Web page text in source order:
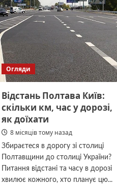
ковзанах
дітям
та
Огляди
Відстань Полтава Київ:
скільки км, час у дорозі,
як доїхати
8 місяців тому назад
Збираєтеся в дорогу зі столиці
Полтавщини до столиці України?
Питання відстані та часу в дорозі
хвилює кожного, хто планує цю...